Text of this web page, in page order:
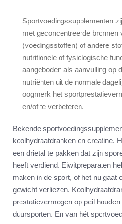
Sportvoedingssupplementen
met geconcentreerde bronnen
(voedingsstoffen) of andere
nutritionele of fysiologische
aangeboden als aanvulling op
nutriënten uit de normale
oogmerk het
en/of te verbeteren.
Bekende
koolhydraatdranken en creatine.
een drietal te pakken dat zijn
heeft verdiend. Eiwitpreparaten
maken in de sport, of het nu gaat
gewicht verliezen.
prestatievermogen op peil
duursporten. En van hét